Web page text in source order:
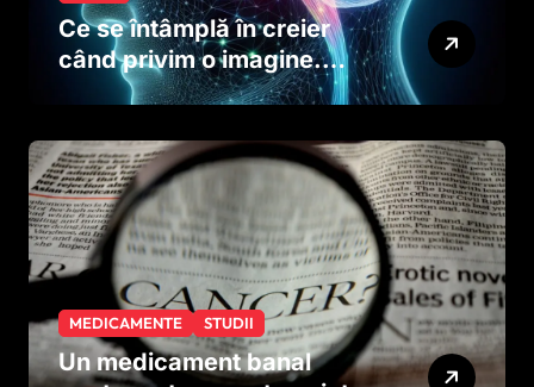
Ce se întâmplă în creier
când privim o imagine.
Studiul care explică rolul
MEDICAMENTE STUDII
Un medicament banal